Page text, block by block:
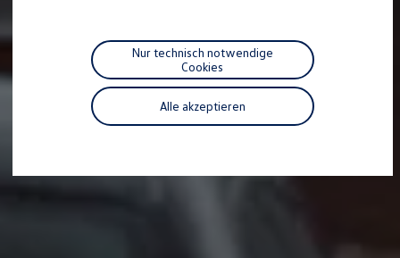
Individualisieren
Wallbox und Ladekabel
Digitale Extras
Dienste für Ihr Modell finden
Volkswagen Apps, Login und Shop
Handy und Fahrzeug verbinden
Vorgängermodelle
Alle akzeptieren
Nur technisch notwendige
Cookies